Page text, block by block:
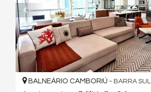
BALNEÁRIO CAMBORIÚ - BARRA SUL